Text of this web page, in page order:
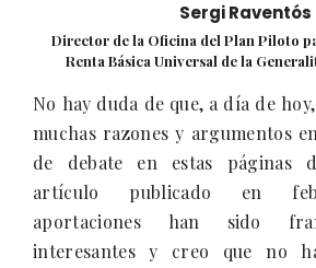
Sergi Raventós
Director de la Oficina del Plan Piloto
Renta Básica Universal de la
No hay duda de que, a día de
muchas razones y argumentos
de debate en estas páginas
artículo publicado en
aportaciones han sido
interesantes y creo que no